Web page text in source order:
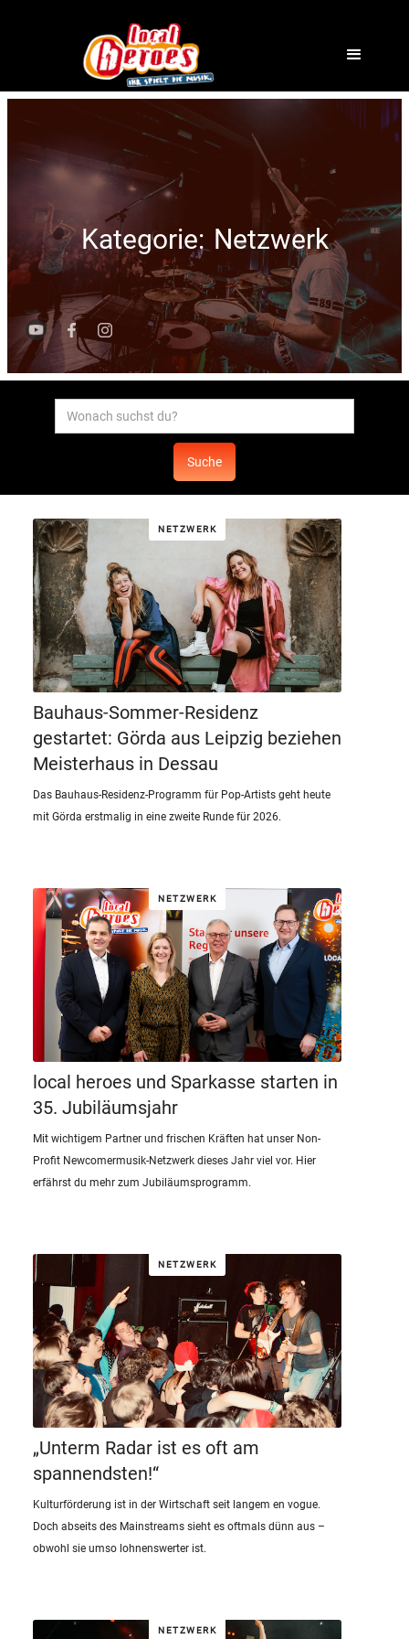
Kategorie: Netzwerk
NETZWERK
Bauhaus-Sommer-Residenz
gestartet: Görda aus Leipzig beziehen
Meisterhaus in Dessau
Das Bauhaus-Residenz-Programm für Pop-Artists geht heute
mit Görda erstmalig in eine zweite Runde für 2026.
NETZWERK
local heroes und Sparkasse starten in
35. Jubiläumsjahr
Mit wichtigem Partner und frischen Kräften hat unser Non-
Profit Newcomermusik-Netzwerk dieses Jahr viel vor. Hier
erfährst du mehr zum Jubiläumsprogramm.
NETZWERK
„Unterm Radar ist es oft am
spannendsten!“
Kulturförderung ist in der Wirtschaft seit langem en vogue.
Doch abseits des Mainstreams sieht es oftmals dünn aus –
obwohl sie umso lohnenswerter ist.
NETZWERK